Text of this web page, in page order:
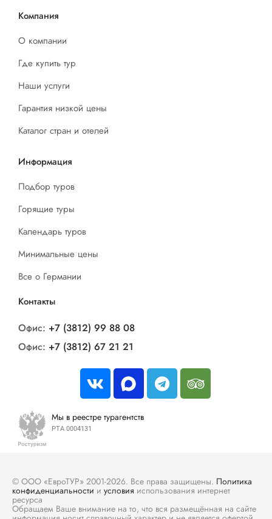
Компания
О компании
Где купить тур
Наши услуги
Гарантия низкой цены
Каталог стран и отелей
Информация
Подбор туров
Горящие туры
Календарь туров
Минимальные цены
Все о Германии
Контакты
Офис: +7 (3812) 99 88 08
Офис: +7 (3812) 67 21 21
Мы в реестре турагентств
РТА 0004131
© ООО «ЕвроТУР» 2001-2026. Все права защищены. Политика
конфиденциальности и условия использования интернет
ресурса
Обращаем Ваше внимание на то, что вся размещённая на сайте